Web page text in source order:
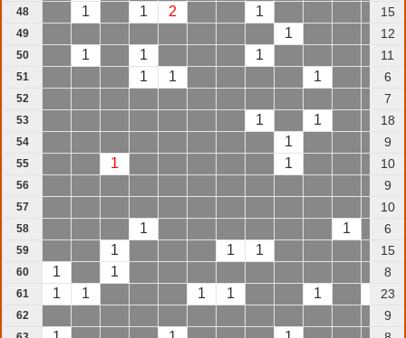
48 1 1 2 1 15
49 1 12
50 1 1 1 11
51 1 1 1 6
52 7
53 1 1 18
54 1 9
55 1 1 10
56 9
57 10
58 1 1 6
59 1 1 1 15
60 1 1 8
61 1 1 1 1 1 23
62 9